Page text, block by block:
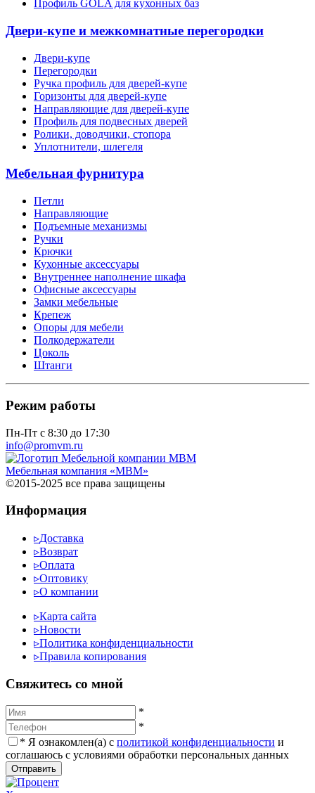
Профиль GOLA для кухонных баз
Двери-купе и межкомнатные перегородки
Двери-купе
Перегородки
Ручка профиль для дверей-купе
Горизонты для дверей-купе
Направляющие для дверей-купе
Профиль для подвесных дверей
Ролики, доводчики, стопора
Уплотнители, шлегеля
Мебельная фурнитура
Петли
Направляющие
Подъемные механизмы
Ручки
Крючки
Кухонные аксессуары
Внутреннее наполнение шкафа
Офисные аксессуары
Замки мебельные
Крепеж
Опоры для мебели
Полкодержатели
Цоколь
Штанги
Режим работы
Пн-Пт с 8:30 до 17:30
info@promvm.ru
Мебельная компания «МВМ»
©2015-2025 все права защищены
Информация
▹Доставка
▹Возврат
▹Оплата
▹Оптовику
▹О компании
▹Карта сайта
▹Новости
▹Политика конфиденциальности
▹Правила копирования
Cвяжитесь со мной
*
*
* Я ознакомлен(а) с политикой конфиденциальности и
соглашаюсь с условиями обработки персональных данных
Отправить